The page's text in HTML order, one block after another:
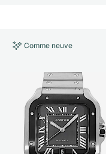
Comme neuve